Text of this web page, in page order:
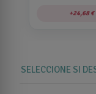
24,68 €
SELECCIONE SI